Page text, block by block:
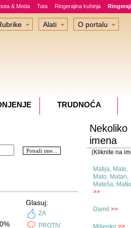
& Moda Tata Ringerajina kuhinja
Glasuj:
ZA
PROTIV
Nekoliko
imena
(Kliknite na
Matija, Mate,
Mato, Matan,
Mateša,
>>
Damil >>
Miljenko >>
Alati O portalu
TRUDNOĆA